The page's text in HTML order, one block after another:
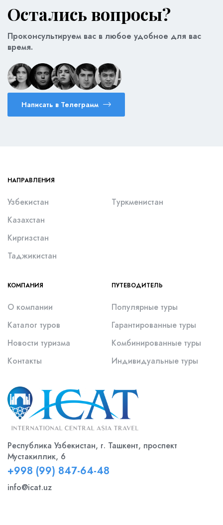
Остались вопросы?
Проконсультируем вас в любое удобное для вас
время.
Написать в Телеграмм
НАПРАВЛЕНИЯ
Узбекистан
Казахстан
Киргизстан
Таджикистан
Туркменистан
КОМПАНИЯ
О компании
Каталог туров
Новости туризма
Контакты
ПУТЕВОДИТЕЛЬ
Популярные туры
Гарантированные туры
Комбинированные туры
Индивидуальные туры
Республика Узбекистан, г. Ташкент, проспект
Мустакиллик, 6
+998 (99) 847-64-48
info@icat.uz